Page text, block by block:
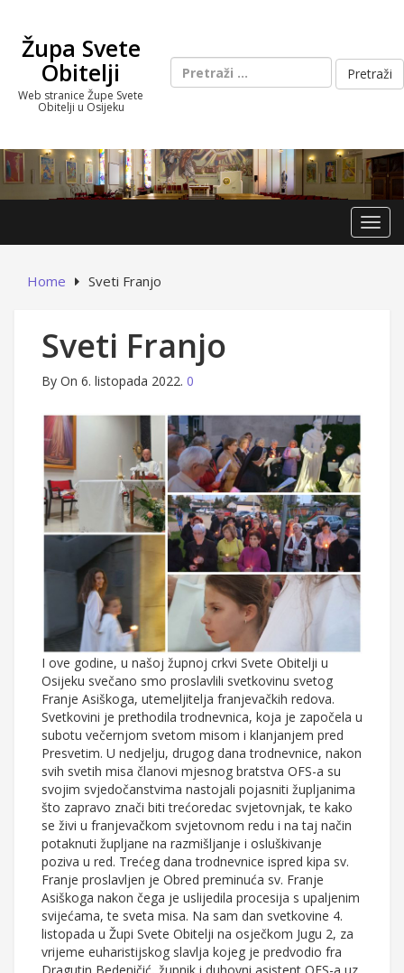
contentŽupa Svete
Obitelji
Web stranice Župe Svete
Obitelji u Osijeku
Pretraži:
Home Sveti Franjo
Sveti Franjo
By On 6. listopada 2022. 0
I ove godine, u našoj župnoj crkvi Svete Obitelji u
Osijeku svečano smo proslavlili svetkovinu svetog
Franje Asiškoga, utemeljitelja franjevačkih redova.
Svetkovini je prethodila trodnevnica, koja je započela u
subotu večernjom svetom misom i klanjanjem pred
Presvetim. U nedjelju, drugog dana trodnevnice, nakon
svih svetih misa članovi mjesnog bratstva OFS-a su
svojim svjedočanstvima nastojali pojasniti župljanima
što zapravo znači biti trećoredac svjetovnjak, te kako
se živi u franjevačkom svjetovnom redu i na taj način
potaknuti župljane na razmišljanje i osluškivanje
poziva u red. Trećeg dana trodnevnice ispred kipa sv.
Franje proslavljen je Obred preminuća sv. Franje
Asiškoga nakon čega je uslijedila procesija s upaljenim
svijećama, te sveta misa. Na sam dan svetkovine 4.
listopada u Župi Svete Obitelji na osječkom Jugu 2, za
vrijeme euharistijskog slavlja kojeg je predvodio fra